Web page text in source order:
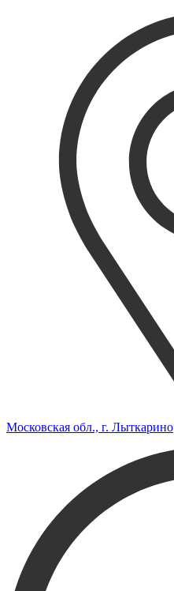
Московская обл., г. Лыткарино